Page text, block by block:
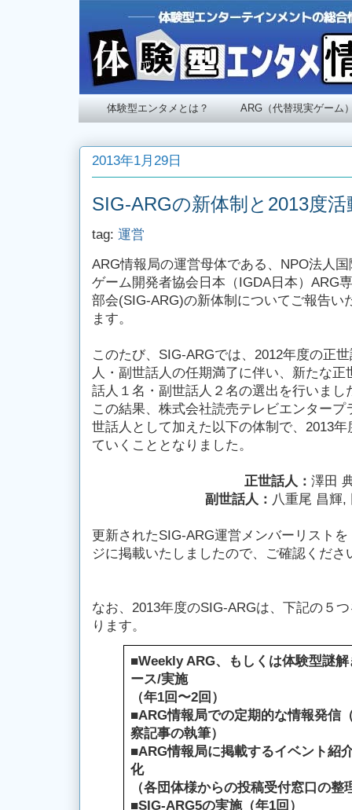
体験型エンタメとは？ ARG（代替現実ゲーム
2013年1月29日
SIG-ARGの新体制と2013度
tag: 運営
ARG情報局の運営母体である、NPO法人国
ゲーム開発者協会日本（IGDA日本）ARG
部会(SIG-ARG)の新体制についてご報告い
ます。
このたび、SIG-ARGでは、2012年度の正
人・副世話人の任期満了に伴い、新たな正
話人１名・副世話人２名の選出を行いまし
この結果、株式会社読売テレビエンター
世話人として加えた以下の体制で、2013
ていくこととなりました。
正世話人： 澤田
副世話人： 八重尾 昌輝,
更新されたSIG-ARG運営メンバーリストを
ジに掲載いたしましたので、ご確認くださ
なお、2013年度のSIG-ARGは、下記の５
ります。
■Weekly ARG、もしくは体験型謎
ース/実施
（年1回〜2回）
■ARG情報局での定期的な情報発信
察記事の執筆）
■ARG情報局に掲載するイベント紹
化
（各団体様からの投稿受付窓口の整
■SIG-ARG5の実施（年1回）